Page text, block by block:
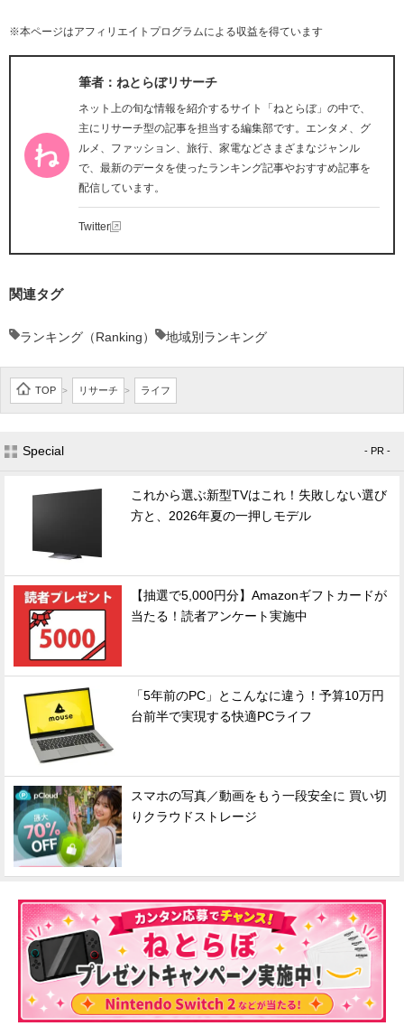
※本ページはアフィリエイトプログラムによる収益を得ています
筆者：ねとらぼリサーチ
ネット上の旬な情報を紹介するサイト「ねとらぼ」の中で、
主にリサーチ型の記事を担当する編集部です。エンタメ、グ
ルメ、ファッション、旅行、家電などさまざまなジャンル
で、最新のデータを使ったランキング記事やおすすめ記事を
配信しています。
Twitter
関連タグ
ランキング（Ranking） 地域別ランキング
TOP > リサーチ > ライフ
Special - PR -
これから選ぶ新型TVはこれ！失敗しない選び
方と、2026年夏の一押しモデル
【抽選で5,000円分】Amazonギフトカードが
当たる！読者アンケート実施中
「5年前のPC」とこんなに違う！予算10万円
台前半で実現する快適PCライフ
スマホの写真／動画をもう一段安全に 買い切
りクラウドストレージ